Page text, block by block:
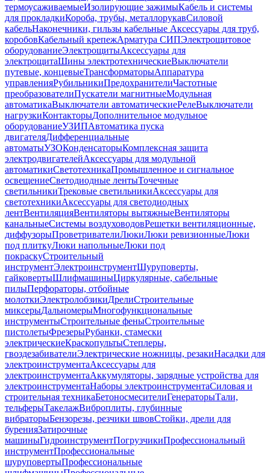
термоусаживаемыеИзолирующие зажимыКабель и системы
для прокладкиКороба, трубы, металлорукавСиловой
кабельНаконечники, гильзы кабельные Аксессуары для труб,
коробовКабельный крепежАрматура СИПЭлектрощитовое
оборудованиеЭлектрощитыАксессуары для
электрощитаШины электротехническиеВыключатели
путевые, концевыеТрансформаторыАппаратура
управленияРубильникиПредохранителиЧастотные
преобразователиПускатели магнитныеМодульная
автоматикаВыключатели автоматическиеРелеВыключатели
нагрузкиКонтакторыДополнительное модульное
оборудованиеУЗИПАвтоматика пуска
двигателяДифференциальные
автоматыУЗОКонденсаторыКомплексная защита
электродвигателейАксессуары для модульной
автоматикиСветотехникаПромышленное и сигнальное
освещениеСветодиодные лентыТочечные
светильникиТрековые светильникиАксессуары для
светотехникиАксессуары для светодиодных
лентВентиляцияВентиляторы вытяжныеВентиляторы
канальныеСистемы воздуховодовРешетки вентиляционные,
диффузорыПроветривателиЛюкиЛюки ревизионныеЛюки
под плиткуЛюки напольныеЛюки под
покраскуСтроительный
инструментЭлектроинструментШуруповерты,
гайковертыШлифмашиныЦиркулярные, сабельные
пилыПерфораторы, отбойные
молоткиЭлектролобзикиДрелиСтроительные
миксерыДальномерыМногофункциональные
инструментыСтроительные феныСтроительные
пистолетыФрезерыРубанки, стамески
электрическиеКраскопультыСтеплеры,
гвоздезабивателиЭлектрические ножницы, резакиНасадки для
электроинструментаАксессуары для
электроинструментаАккумуляторы, зарядные устройства для
электроинструментаНаборы электроинструментаСиловая и
строительная техникаБетоносмесителиГенераторыТали,
тельферыТакелажВиброплиты, глубинные
вибраторыБензорезы, резчики швовСтойки, дрели для
буренияЗатирочные
машиныГидроинструментПогрузчикиПрофессиональный
инструментПрофессиональные
шуруповертыПрофессиональные